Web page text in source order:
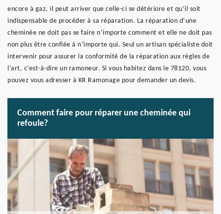
encore à gaz, il peut arriver que celle-ci se détériore et qu’il soit
indispensable de procéder à sa réparation. La réparation d’une
cheminée ne doit pas se faire n’importe comment et elle ne doit pas
non plus être confiée à n’importe qui. Seul un artisan spécialiste doit
intervenir pour assurer la conformité de la réparation aux règles de
l’art, c’est-à-dire un ramoneur. Si vous habitez dans le 78120, vous
pouvez vous adresser à KR Ramonage pour demander un devis.
Comment faire pour réparer une cheminée qui
refoule?